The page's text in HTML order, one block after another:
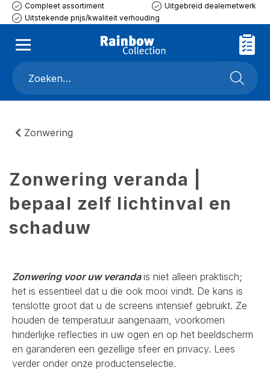
Compleet assortiment
Uitgebreid dealernetwerk
Uitstekende prijs/kwaliteit verhouding
Zonwering
Zonwering veranda |
bepaal zelf lichtinval en
schaduw
Zonwering voor uw verandais niet alleen praktisch;
het is essentieel dat u die ook mooi vindt. De kans is
tenslotte groot dat u de screens intensief gebruikt. Ze
houden de temperatuur aangenaam, voorkomen
hinderlijke reflecties in uw ogen en op het beeldscherm
en garanderen een gezellige sfeer en privacy. Lees
verder onder onze productenselectie.